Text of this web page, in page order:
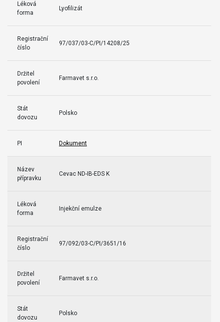
Léková
forma
Lyofilizát
Registrační
číslo
97/037/03-C/PI/14208/25
Držitel
povolení
Farmavet s.r.o.
Stát
dovozu
Polsko
PI Dokument
Název
přípravku
Cevac ND-IB-EDS K
Léková
forma
Injekční emulze
Registrační
číslo
97/092/03-C/PI/3651/16
Držitel
povolení
Farmavet s.r.o.
Stát
dovozu
Polsko